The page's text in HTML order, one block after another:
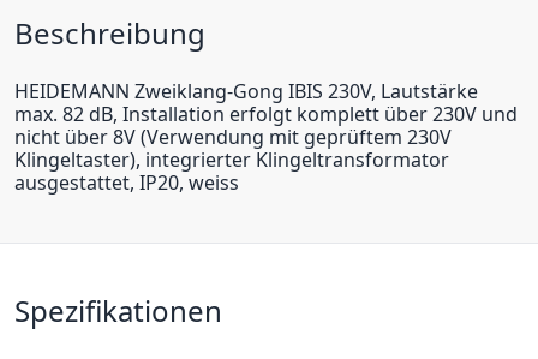
Beschreibung
HEIDEMANN Zweiklang-Gong IBIS 230V, Lautstärke
max. 82 dB, Installation erfolgt komplett über 230V und
nicht über 8V (Verwendung mit geprüftem 230V
Klingeltaster), integrierter Klingeltransformator
ausgestattet, IP20, weiss
Spezifikationen